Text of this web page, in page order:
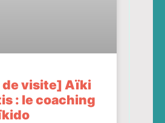
de visite] Aïki
: le coaching